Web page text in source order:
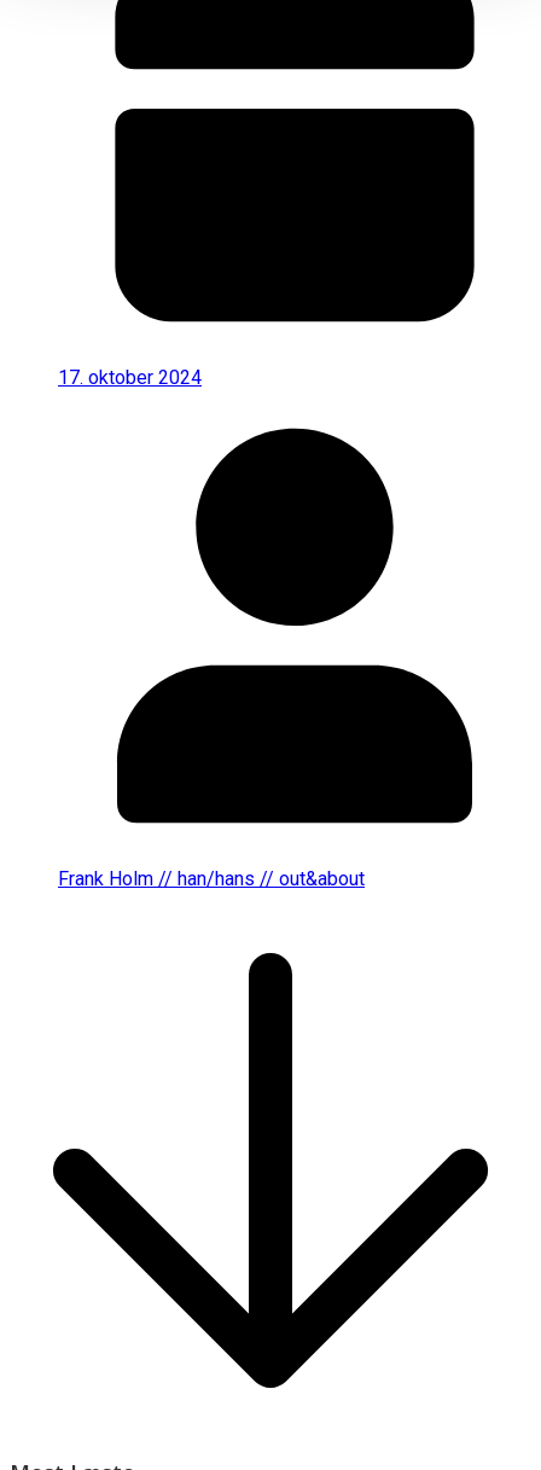
17. oktober 2024
Frank Holm // han/hans // out&about